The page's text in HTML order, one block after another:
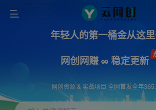
年轻人的第一桶金从这
网创网赚 ∞ 稳定更新
网创资源 & 实战项目 全网首发全年